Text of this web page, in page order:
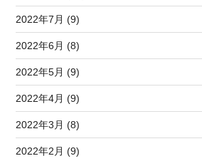
2022年7月 (9)
2022年6月 (8)
2022年5月 (9)
2022年4月 (9)
2022年3月 (8)
2022年2月 (9)